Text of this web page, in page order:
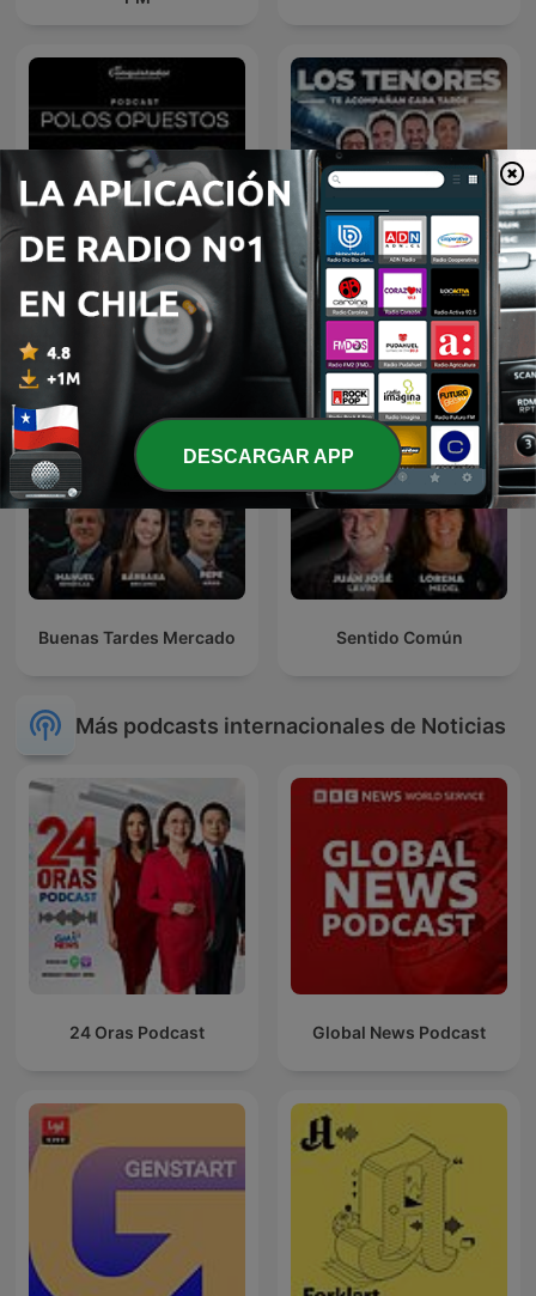
Polos Opuestos Los Tenores de ADN
Buenas Tardes Mercado Sentido Común
Más podcasts internacionales de Noticias
24 Oras Podcast Global News Podcast
DESCARGAR APP